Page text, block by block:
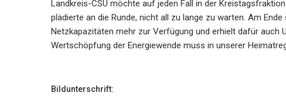
Landkreis-CSU möchte auf jeden Fall in der
plädierte an die Runde, nicht all zu lange zu warten. Am
Netzkapazitäten mehr zur Verfügung und erhielt dafür auch
Wertschöpfung der Energiewende muss in unserer
Bildunterschrift: